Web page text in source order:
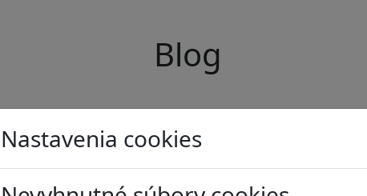
Nastavenia cookies
Blog